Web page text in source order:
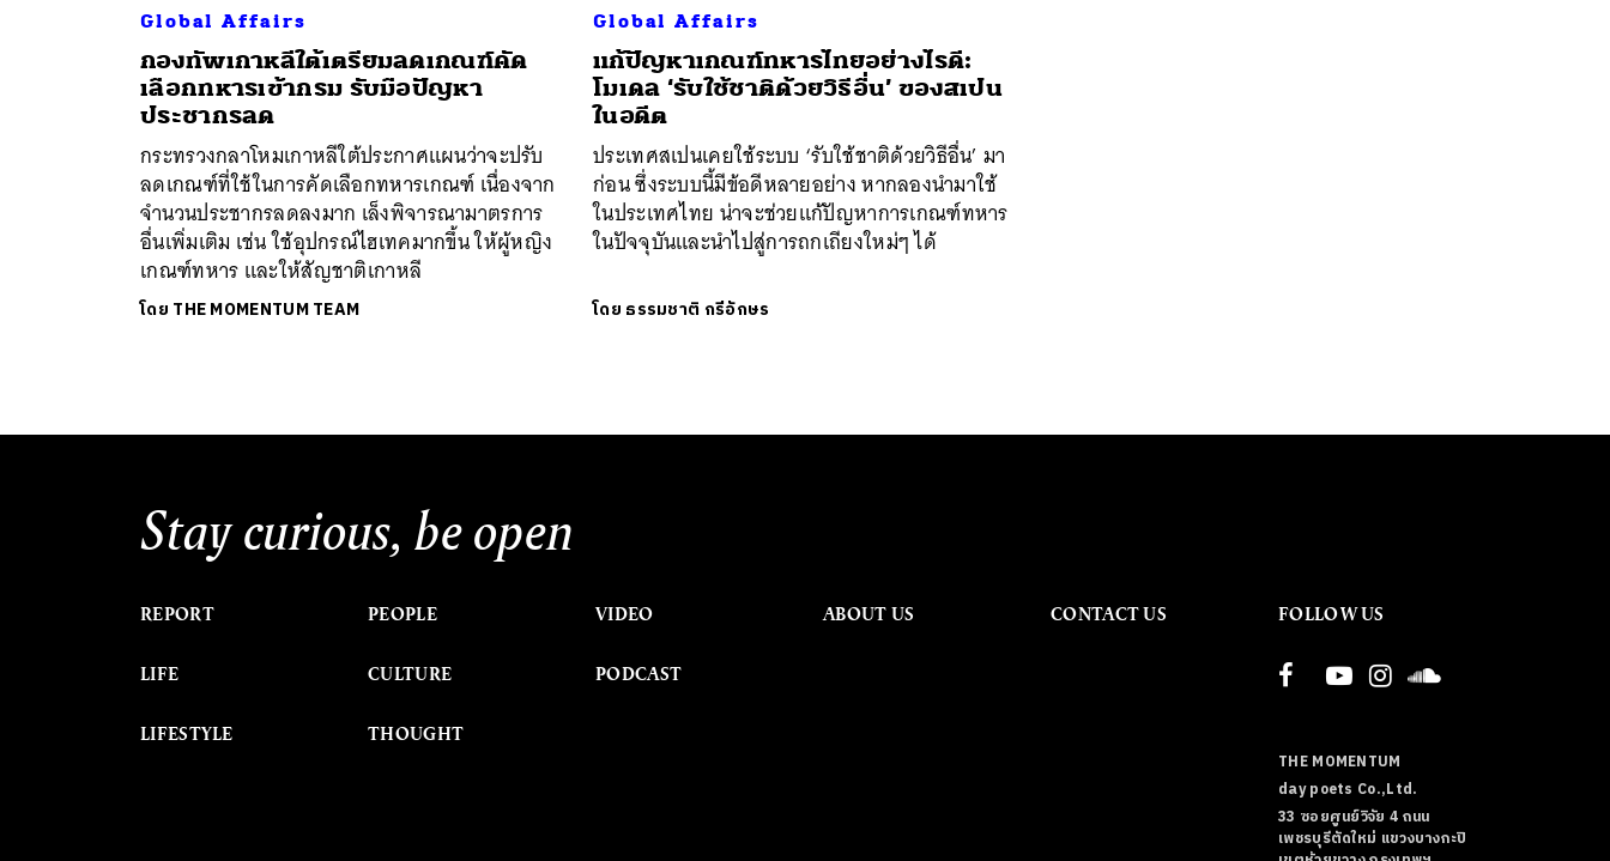
Global Affairs
กองทัพเกาหลีใต้เตรียมลดเกณฑ์คัด
เลือกทหารเข้ากรม รับมือปัญหา
ประชากรลด
กระทรวงกลาโหมเกาหลีใต้ประกาศแผนว่าจะปรับ
ลดเกณฑ์ที่ใช้ในการคัดเลือกทหารเกณฑ์ เนื่องจาก
จำนวนประชากรลดลงมาก เล็งพิจารณามาตรการ
อื่นเพิ่มเติม เช่น ใช้อุปกรณ์ไฮเทคมากขึ้น ให้ผู้หญิง
เกณฑ์ทหาร และให้สัญชาติเกาหลี
โดย THE MOMENTUM TEAM
Global Affairs
แก้ปัญหาเกณฑ์ทหารไทยอย่างไรดี:
โมเดล ‘รับใช้ชาติด้วยวิธีอื่น’ ของสเปน
ในอดีต
ประเทศสเปนเคยใช้ระบบ ‘รับใช้ชาติด้วยวิธีอื่น’ มา
ก่อน ซึ่งระบบนี้มีข้อดีหลายอย่าง หากลองนำมาใช้
ในประเทศไทย น่าจะช่วยแก้ปัญหาการเกณฑ์ทหาร
ในปัจจุบันและนำไปสู่การถกเถียงใหม่ๆ ได้
โดย ธรรมชาติ กรีอักษร
Stay curious, be open
REPORT
LIFE
LIFESTYLE
PEOPLE
CULTURE
THOUGHT
VIDEO
PODCAST
ABOUT US CONTACT US FOLLOW US
THE MOMENTUM
day poets Co.,Ltd.
33 ซอยศูนย์วิจัย 4 ถนน
เพชรบุรีตัดใหม่ แขวงบางกะปิ